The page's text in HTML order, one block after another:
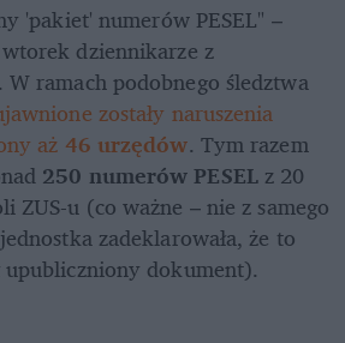
'pakiet' numerów PESEL" –
dziennikarze z
ramach podobnego śledztwa
zostały naruszenia
aż 46 urzędów. Tym razem
250 numerów PESEL z 20
ZUS-u (co ważne – nie z samego
zadeklarowała, że to
dokument).